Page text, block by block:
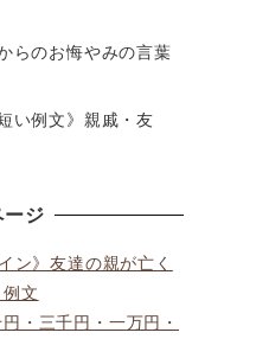
らのお悔やみの言葉
い例文》親戚・友
ージ
ン》友達の親が亡く
文
・三千円・一万円・